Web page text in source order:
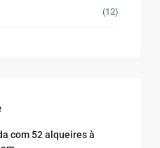
(12)
com 52 alqueires à